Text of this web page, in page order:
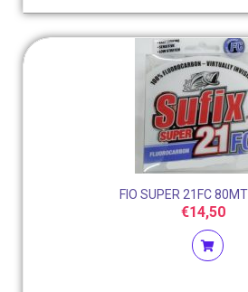
FIO SUPER 21FC
€14,50